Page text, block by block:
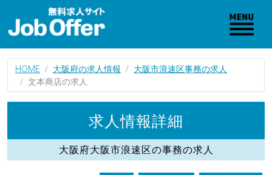
HOME 大阪府の求人情報
大阪市浪速区事務の求人
文本商店の求人
求人情報詳細
大阪府大阪市浪速区の事務の求人